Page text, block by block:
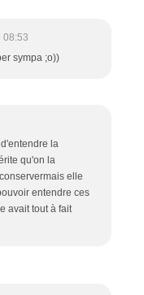
08:53
sympa ;o))
la
qu'on la
elle
entendre ces
avait tout à fait